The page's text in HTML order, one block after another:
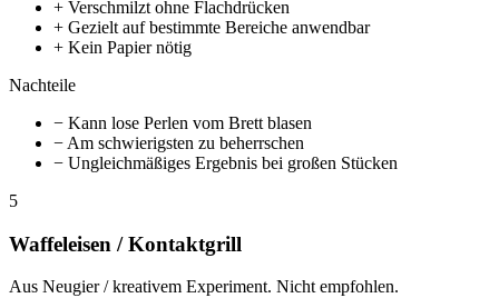
+ Verschmilzt ohne Flachdrücken
+ Gezielt auf bestimmte Bereiche anwendbar
+ Kein Papier nötig
Nachteile
− Kann lose Perlen vom Brett blasen
− Am schwierigsten zu beherrschen
− Ungleichmäßiges Ergebnis bei großen Stücken
5
Waffeleisen / Kontaktgrill
Aus Neugier / kreativem Experiment. Nicht empfohlen.